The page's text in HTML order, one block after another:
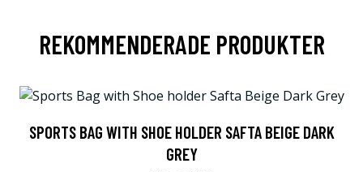
REKOMMENDERADE PRODUKTER
SPORTS BAG WITH SHOE HOLDER SAFTA BEIGE DARK
GREY